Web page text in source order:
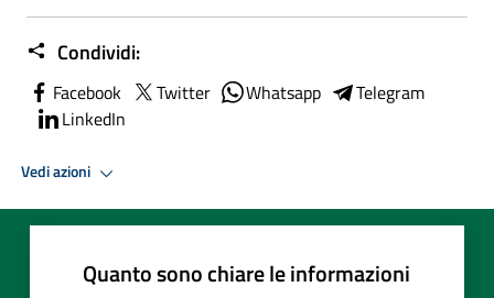
Condividi:
Facebook Twitter Whatsapp
Telegram
LinkedIn
Vedi azioni
Quanto sono chiare le informazioni